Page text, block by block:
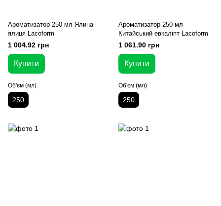
Ароматизатор 250 мл Ялина-
ялиця Lacoform
1 004.92 грн
Купити
Об'єм (мл)
250
Ароматизатор 250 мл
Китайський евкаліпт Lacoform
1 061.90 грн
Купити
Об'єм (мл)
250